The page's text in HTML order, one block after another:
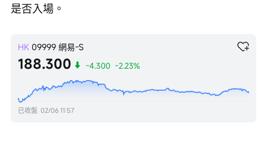
是否入場。
HK 09999 網易-S
188.300 -4.300 -2.23%
已收盤 02/06 11:57